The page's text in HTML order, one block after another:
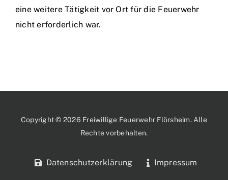
eine weitere Tätigkeit vor Ort für die Feuerwehr
nicht erforderlich war.
Copyright © 2026 Freiwillige Feuerwehr Flörsheim. Alle
Rechte vorbehalten.
Datenschutzerklärung Impressum